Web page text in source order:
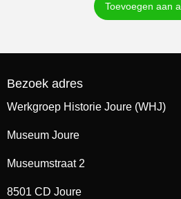
Toevoegen aan
Bezoek adres
Werkgroep Historie Joure (WHJ)
Museum Joure
Museumstraat 2
8501 CD Joure